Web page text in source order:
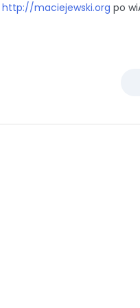
http://maciejewski.org po